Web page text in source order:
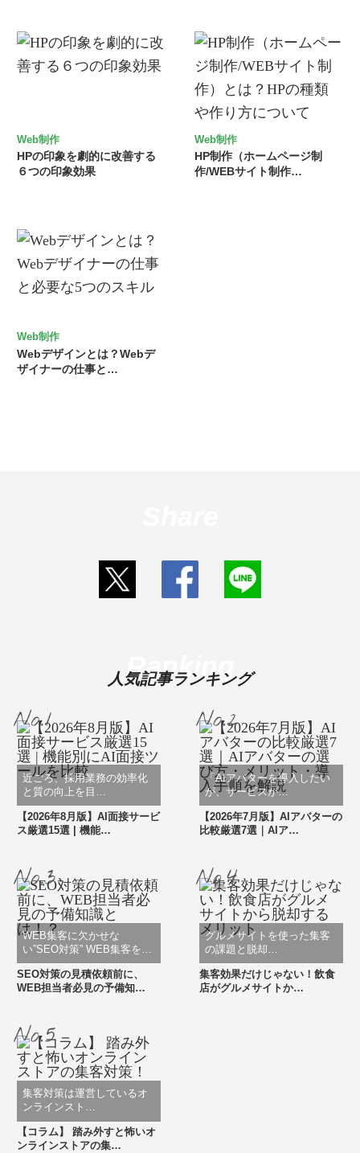
Web制作
HPの印象を劇的に改善する
６つの印象効果
Web制作
HP制作（ホームページ制
作/WEBサイト制作…
Web制作
Webデザインとは？Webデ
ザイナーの仕事と…
人気記事ランキング
Ranking
近ごろ、採用業務の効率化
と質の向上を目…
【2026年8月版】AI面接サービ
ス厳選15選 | 機能…
「AIアバターを導入したい
が、サービスが…
【2026年7月版】AIアバターの
比較厳選7選｜AIア…
WEB集客に欠かせな
い”SEO対策” WEB集客を…
SEO対策の見積依頼前に、
WEB担当者必見の予備知…
グルメサイトを使った集客
の課題と脱却…
集客効果だけじゃない！飲食
店がグルメサイトか…
集客対策は運営しているオ
ンラインスト…
【コラム】 踏み外すと怖いオ
ンラインストアの集…